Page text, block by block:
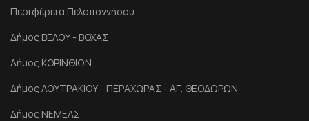
Περιφέρεια Πελοποννήσου
Δήμος ΒΕΛΟΥ - ΒΟΧΑΣ
Δήμος ΚΟΡΙΝΘΙΩΝ
Δήμος ΛΟΥΤΡΑΚΙΟΥ - ΠΕΡΑΧΩΡΑΣ - ΑΓ. ΘΕΟΔΩΡΩΝ
Δήμος ΝΕΜΕΑΣ